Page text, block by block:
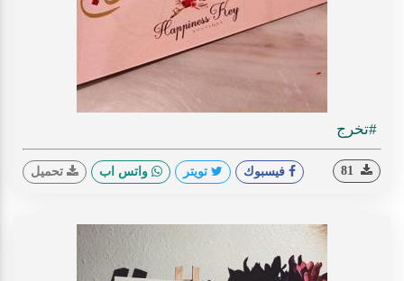
#تخرج
فيسبوك تويتر واتس اب تحميل